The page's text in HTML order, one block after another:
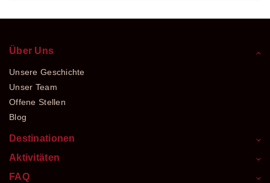
Über Uns
Unsere Geschichte
Unser Team
Offene Stellen
Blog
Destinationen
Aktivitäten
FAQ